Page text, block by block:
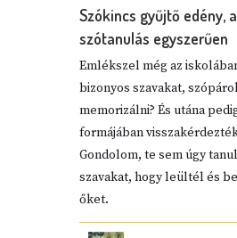
Szókincs gyűjtő edény,
szótanulás egyszerűen
Emlékszel még az
bizonyos szavakat,
memorizálni? És utána
formájában
Gondolom, te sem úgy
szavakat, hogy leültél és
őket.